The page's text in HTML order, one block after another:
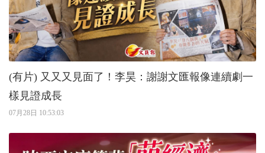
(有片) 又又又見面了！李昊：謝謝文匯報像連續劇一
樣見證成長
07月28日 10:53:03